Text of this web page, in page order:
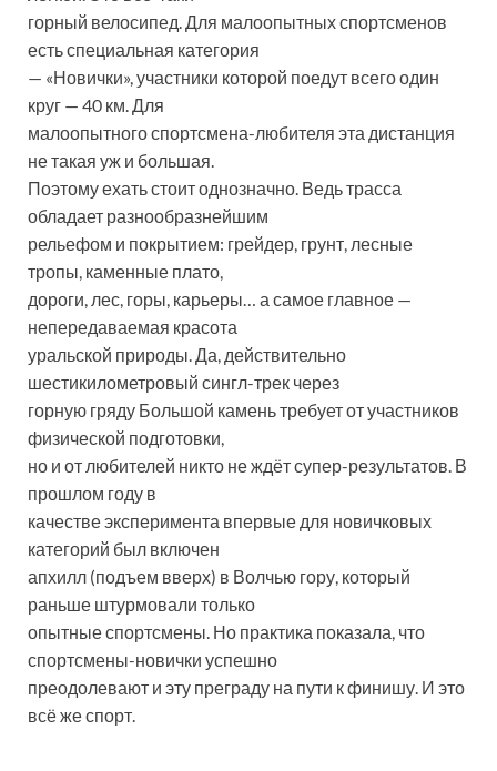
горный велосипед. Для малоопытных спортсменов
есть специальная категория
— «Новички», участники которой поедут всего один
круг — 40 км. Для
малоопытного спортсмена-любителя эта дистанция
не такая уж и большая.
Поэтому ехать стоит однозначно. Ведь трасса
обладает разнообразнейшим
рельефом и покрытием: грейдер, грунт, лесные
тропы, каменные плато,
дороги, лес, горы, карьеры… а самое главное —
непередаваемая красота
уральской природы. Да, действительно
шестикилометровый сингл-трек через
горную гряду Большой камень требует от участников
физической подготовки,
но и от любителей никто не ждёт супер-результатов. В
прошлом году в
качестве эксперимента впервые для новичковых
категорий был включен
апхилл (подъем вверх) в Волчью гору, который
раньше штурмовали только
опытные спортсмены. Но практика показала, что
спортсмены-новички успешно
преодолевают и эту преграду на пути к финишу. И это
всё же спорт.